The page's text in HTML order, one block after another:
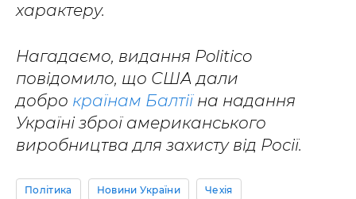
характеру.
Нагадаємо, видання Politico
повідомило, що США дали
добро країнам Балтії на надання
Україні зброї американського
виробництва для захисту від Росії.
Політика Новини України Чехія